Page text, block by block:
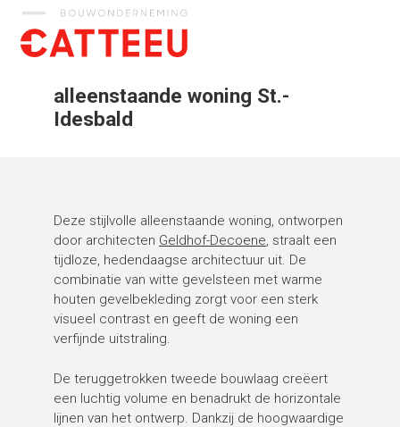
alleenstaande woning St.-
Idesbald
Deze stijlvolle alleenstaande woning, ontworpen
door architecten Geldhof-Decoene, straalt een
tijdloze, hedendaagse architectuur uit. De
combinatie van witte gevelsteen met warme
houten gevelbekleding zorgt voor een sterk
visueel contrast en geeft de woning een
verfijnde uitstraling.
De teruggetrokken tweede bouwlaag creëert
een luchtig volume en benadrukt de horizontale
lijnen van het ontwerp. Dankzij de hoogwaardige